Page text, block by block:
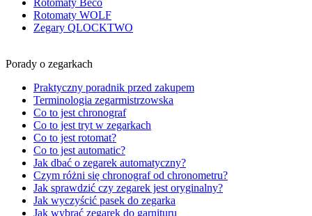
Rotomaty WOLF
Zegary QLOCKTWO
Porady o zegarkach
Praktyczny poradnik przed zakupem
Terminologia zegarmistrzowska
Co to jest chronograf
Co to jest tryt w zegarkach
Co to jest rotomat?
Co to jest automatic?
Jak dbać o zegarek automatyczny?
Czym różni się chronograf od chronometru?
Jak sprawdzić czy zegarek jest oryginalny?
Jak wyczyścić pasek do zegarka
Jak wybrać zegarek do garnituru